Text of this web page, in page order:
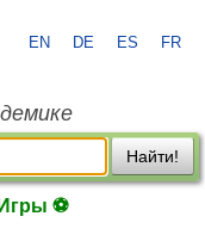
EN DE ES FR
Найти!
Игры ⚽